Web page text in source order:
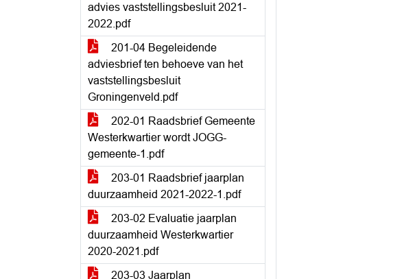
advies vaststellingsbesluit 2021-
2022.pdf
201-04 Begeleidende
adviesbrief ten behoeve van het
vaststellingsbesluit
Groningenveld.pdf
202-01 Raadsbrief Gemeente
Westerkwartier wordt JOGG-
gemeente-1.pdf
203-01 Raadsbrief jaarplan
duurzaamheid 2021-2022-1.pdf
203-02 Evaluatie jaarplan
duurzaamheid Westerkwartier
2020-2021.pdf
203-03 Jaarplan